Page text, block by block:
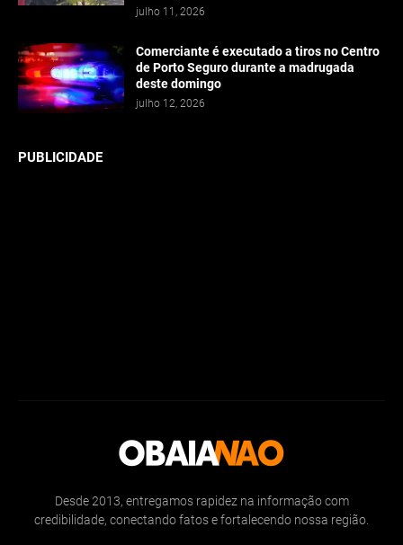
julho 11, 2026
Comerciante é executado a tiros no Centro
de Porto Seguro durante a madrugada
deste domingo
julho 12, 2026
PUBLICIDADE
Desde 2013, entregamos rapidez na informação com
credibilidade, conectando fatos e fortalecendo nossa região.